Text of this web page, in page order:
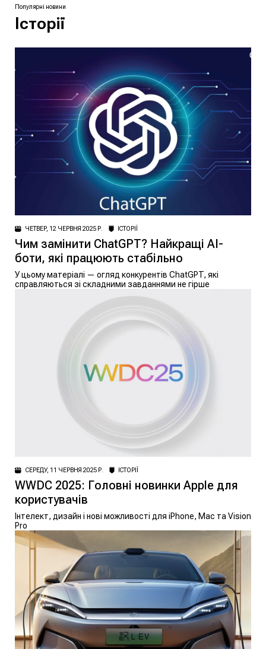
Популярні новини
Історії
ЧЕТВЕР, 12 ЧЕРВНЯ 2025 Р. ІСТОРІЇ
Чим замінити ChatGPT? Найкращі AI-
боти, які працюють стабільно
У цьому матеріалі — огляд конкурентів ChatGPT, які
справляються зі складними завданнями не гірше
СЕРЕДУ, 11 ЧЕРВНЯ 2025 Р. ІСТОРІЇ
WWDC 2025: Головні новинки Apple для
користувачів
Інтелект, дизайн і нові можливості для iPhone, Mac та Vision
Pro